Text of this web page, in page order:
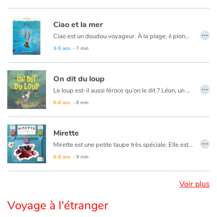
Ciao et la mer
Ciao est un doudou voyageur. À la plage, il plonge dans l’eau salée et découvre le monde fascinant de la mer. Sous l’eau, il rencontre des amis aux grandes dents, des géants, des minus et même des lumières bien étranges.
3-5 ans - 7 min
…
On dit du loup
Le loup est-il aussi féroce qu’on le dit ? Léon, un petit lapin, veut absolument le savoir. Il se lance donc à la recherche de la bête. En chemin, les animaux de la forêt essayeront, à tour de rôle, de l’arrêter. Le danger est trop grand ! Mais rien n’y fait. Léon poursuit sa route jusqu’à enfin rencontrer le loup. À la fin, qui sera la victime ? Les lapins ne sont pas tous aussi gentils et mignons qu’on le croit…
6-8 ans - 8 min
…
Mirette
Mirette est une petite taupe très spéciale. Elle est née avec des yeux qui voient ! Et elle veut voir plein de choses. Alors elle part en voyage, chargée d'un bon gâteau au fromage.
6-8 ans - 9 min
…
Voir plus
Voyage à l'étranger